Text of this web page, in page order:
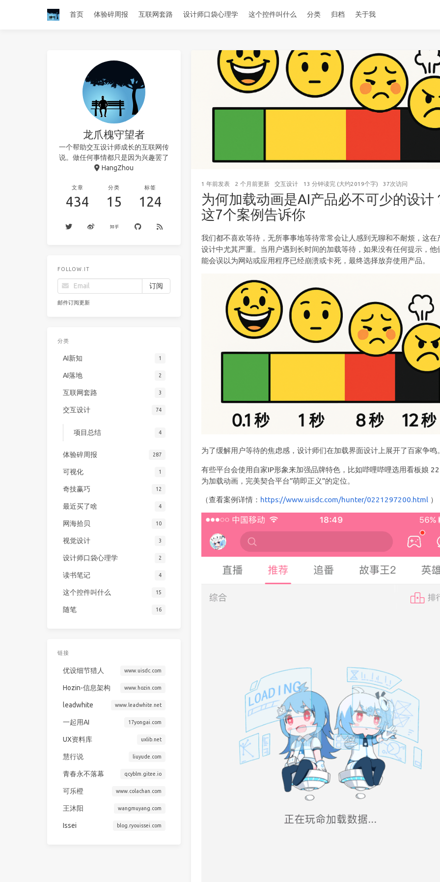
首页 体验碎周报 互联网套路 设计师口袋心理学 这个控件叫什么 分类 归档 关于我
1 年前发表 2 个月前更新 交互设计 13 分钟读完 (大约2019个字) 37次访问
为何加载动画是AI产品必不可少的设计
这7个案例告诉你
我们都不喜欢等待，无所事事地等待常常会让人感到无聊和不耐烦，这在
设计中尤其严重。当用户遇到长时间的加载等待，如果没有任何提示，他
能会误以为网站或应用程序已经崩溃或卡死，最终选择放弃使用产品。
为了缓解用户等待的焦虑感，设计师们在加载界面设计上展开了百家争鸣。
有些平台会使用自家IP形象来加强品牌特色，比如哔哩哔哩选用看板娘
为加载动画，完美契合平台”萌即正义”的定位。
（查看案例详情： https://www.uisdc.com/hunter/0221297200.html ）
龙爪槐守望者
一个帮助交互设计师成长的互联网传
说。做任何事情都只是因为兴趣罢了
HangZhou
文章
434
分类
15
标签
124
FOLLOW.IT
邮件订阅更新
分类
AI新知 1
AI落地 2
互联网套路 3
交互设计 74
项目总结 4
体验碎周报 287
可视化 1
奇技赢巧 12
最近买了啥 4
网海拾贝 10
视觉设计 3
设计师口袋心理学 2
读书笔记 4
这个控件叫什么 15
随笔 16
链接
优设细节猎人 www.uisdc.com
Hozin-信息架构 www.hozin.com
leadwhite www.leadwhite.net
一起用AI 17yongai.com
UX资料库 uxlib.net
慧行说 liuyude.com
青春永不落幕 qcyblm.gitee.io
可乐橙 www.colachan.com
王沐阳 wangmuyang.com
Issei blog.ryouissei.com